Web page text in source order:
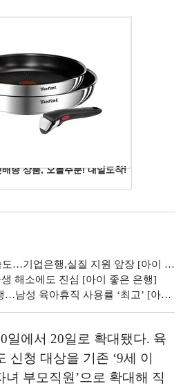
업은행,실질 지원 앞장 [아이 좋은 은행]
생 해소에도 진심 [아이 좋은 은행]
육아휴직 사용률 ‘최고’ [아이 좋은 은행]
일에서 20일로 확대됐다. 육
신청 대상을 기존 ‘9세 이
녀 부모직원’으로 확대해 직